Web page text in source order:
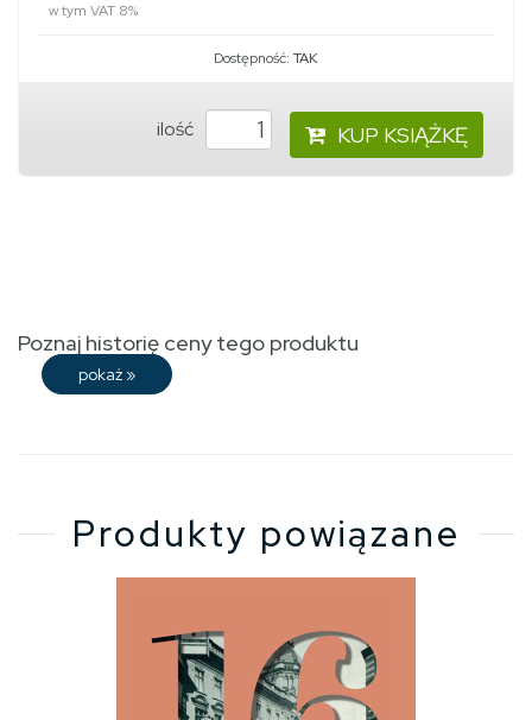
w tym VAT 8%
Dostępność: TAK
ilość KUP KSIĄŻKĘ
Poznaj historię ceny tego produktu
pokaż »
Produkty powiązane